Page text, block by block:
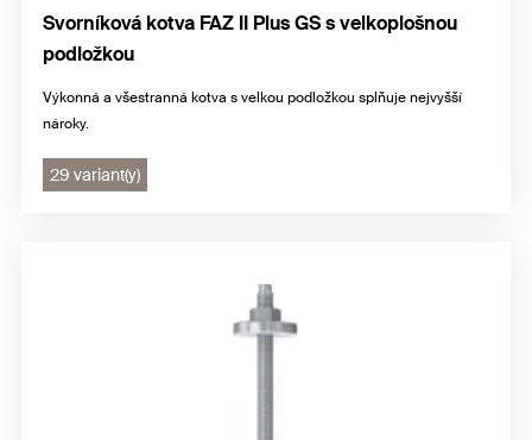
Svorníková kotva FAZ II Plus GS s velkoplošnou
podložkou
Výkonná a všestranná kotva s velkou podložkou splňuje nejvyšší
nároky.
29 variant(y)